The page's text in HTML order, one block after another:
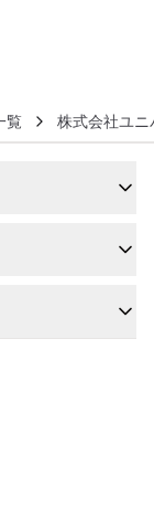
覧 株式会社ユ